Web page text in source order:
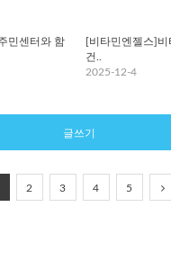
민센터와 함
[비타민엔젤스]
건..
2025-12-4
글쓰기
2 3 4 5